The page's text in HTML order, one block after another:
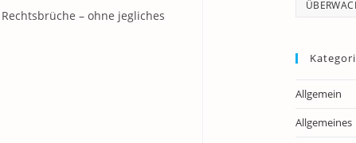
– ohne jegliches
Allgemein
Allgemeines